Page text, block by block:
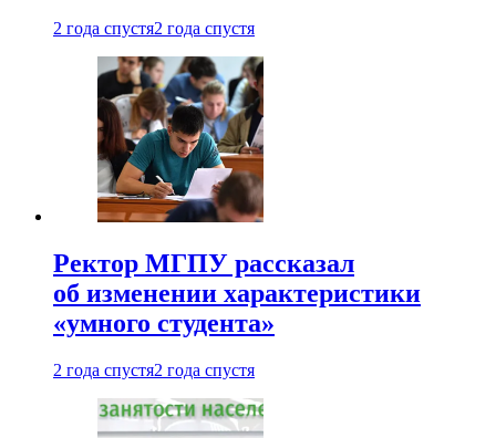
2 года спустя2 года спустя
Ректор МГПУ рассказал
об изменении характеристики
«умного студента»
2 года спустя2 года спустя